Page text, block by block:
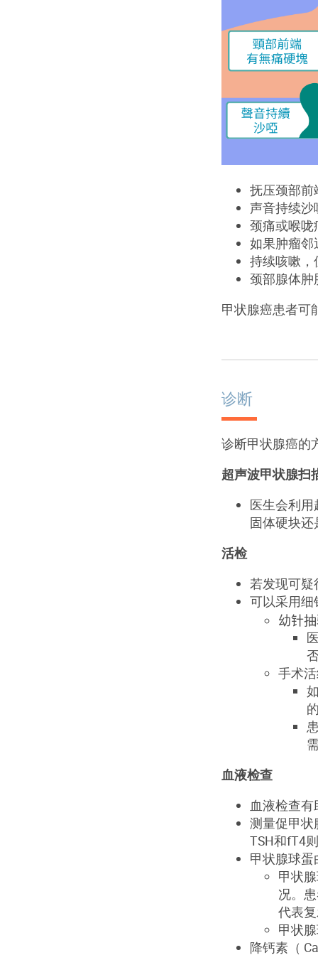
抚压颈部
声音持续沙
颈痛或喉
如果肿瘤
持续咳嗽
颈部腺体肿
甲状腺癌患者可
诊断
诊断甲状腺癌的
超声波甲状腺扫
医生会利
固体硬块
活检
若发现可
可以采用
幼针
手术
血液检查
血液检查
测量促甲状
TSH和fT4
甲状腺球蛋
甲状
况。
代表
甲状
降钙素（